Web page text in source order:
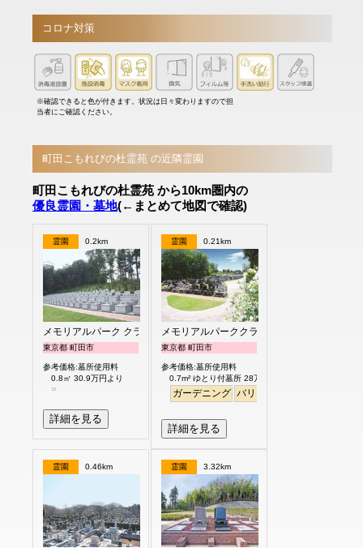
コロナ対策
※確認できると色が付きます。状況は日々変わりますので担
当者にご確認ください。
町田こもれびの杜霊苑 の近隣霊園
町田こもれびの杜霊苑 から10km圏内の
優良霊園・墓地(←まとめて地図で確認)
霊園 0.2km
メモリアルパーク クラウド御殿山
東京都 町田市
参考価格:墓所使用料
0.8㎡ 30.9万円より
詳細を見る
霊園 0.21km
メモリアルパーククラウド御殿山
東京都 町田市
参考価格:墓所使用料
0.7m² ゆとり付墓所 28万円より
ガーデニング バリアフリー
詳細を見る
霊園 0.46km 霊園 3.32km